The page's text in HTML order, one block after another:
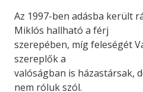
Az 1997-ben adásba került
Miklós hallható a férj
szerepében, míg feleségét
szereplők a
valóságban is házastársak,
nem róluk szól.